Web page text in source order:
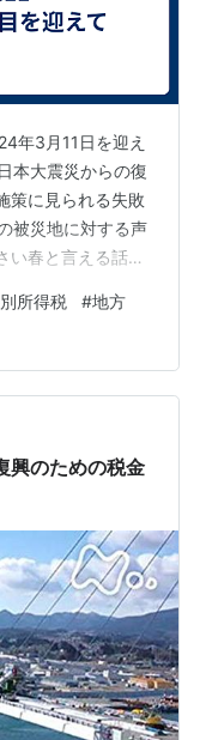
年3月11日を迎え
本大震災からの復
策に見られる失敗
被災地に対する声
い春と言える話か
を想起させられ
あの日から13年
年3月11日を迎え
もが亡くなったわ
ろで複雑な心境
所得税 #地方
興のための税金